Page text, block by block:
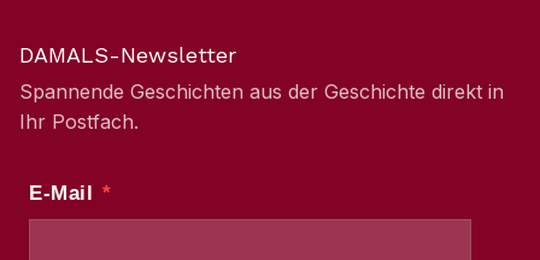
DAMALS-Newsletter
Spannende Geschichten aus der Geschichte direkt in
Ihr Postfach.